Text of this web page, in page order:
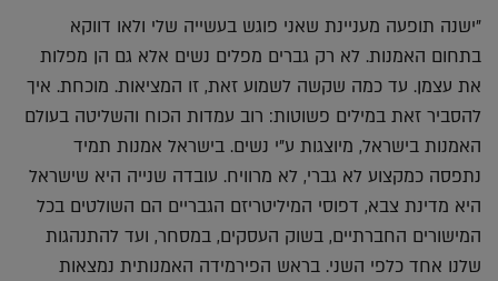
"ישנה תופעה מעניינת שאני פוגש בעשייה שלי ולאו דווקא
בתחום האמנות. לא רק גברים מפלים נשים אלא גם הן מפלות
את עצמן. עד כמה שקשה לשמוע זאת, זו המציאות. מוכחת. איך
להסביר זאת במילים פשוטות: רוב עמדות הכוח והשליטה בעולם
האמנות בישראל, מיוצגות ע"י נשים. בישראל אמנות תמיד
נתפסה כמקצוע לא גברי, לא מרוויח. עובדה שנייה היא שישראל
היא מדינת צבא, דפוסי המיליטריזם הגבריים הם השולטים בכל
המישורים החברתיים, בשוק העסקים, במסחר, ועד להתנהגות
שלנו אחד כלפי השני. בראש הפירמידה האמנותית נמצאות